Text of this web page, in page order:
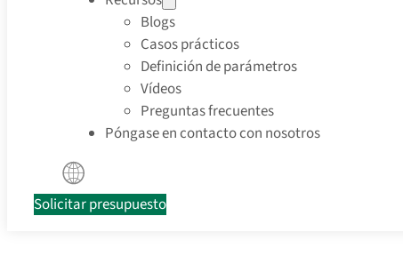
Blogs
Casos prácticos
Definición de parámetros
Vídeos
Preguntas frecuentes
Póngase en contacto con nosotros
Solicitar presupuesto